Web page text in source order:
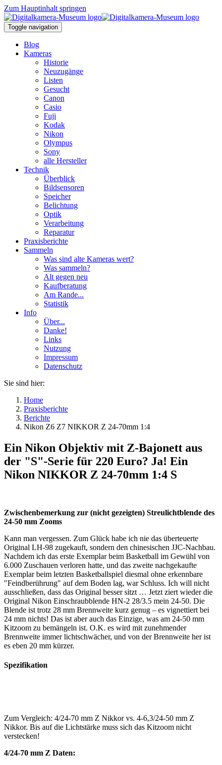
Zum Hauptinhalt springen
Toggle navigation
Blog
Kameras
Historie
Neuzugänge
Listen
Gesucht
Canon
Casio
Fuji
Kodak
Nikon
Olympus
Sony
alle Hersteller
Technik
Überblick
Bildsensoren
Speicher
Belichtung
Optik
Verarbeitung
Reparatur
Praxisberichte
Sammeln
Was sind alte Kameras wert?
Was sammeln?
Alt gegen neu
Kaufberatung
Am Rande...
Statistik
Info
Über...
Danke!
Links
Nutzung
Impressum
Datenschutz
Sie sind hier:
Home
Praxisberichte
Berichte
Nikon Z6 Z7 NIKKOR Z 24-70mm 1:4
Ein Nikon Objektiv mit Z-Bajonett aus
der "S"-Serie für 220 Euro? Ja! Ein
Nikon NIKKOR Z 24-70mm 1:4 S
Zwischenbemerkung zur (nicht gezeigten) Streulichtblende des
24-50 mm Zooms
Kann man vergessen. Zum Glück habe ich nie das überteuerte
Original LH-98 zugekauft, sondern den chinesischen JJC-Nachbau.
Nachdem ich das erste Exemplar beim Basketball im Gewühl von
6.000 Zuschauen verloren hatte, und das zweite nachgekaufte
Exemplar beim letzten Basketballspiel diesmal ohne erkennbare
"Feindberührung" auf dem Boden lag, war Schluss. Ich will nicht
ausschließen, dass das Original besser sitzt … Jetzt ziert wieder die
Original Nikon Einschraubblende HN-2 28/3.5 mein 24-50. Die
Blende ist trotz 28 mm Brennweite kurz genug – es vignettiert bei
24 mm nichts! Das ist aber auch das Einzige, was am 24-50 mm
Kitzoom zu bemängeln ist. O.K. es wird mit zunehmender
Brennweite immer lichtschwächer, und von der Brennweite her ist
es eben 20 mm kürzer.
Spezifikation
Zum Vergleich: 4/24-70 mm Z Nikkor vs. 4-6,3/24-50 mm Z
Nikkor. Bis auf die Lichtstärke muss sich das Kitzoom nicht
verstecken!
4/24-70 mm Z Daten: